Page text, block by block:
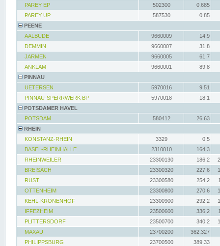
PAREY EP
502300
0.685
PAREY UP
587530
0.85
PEENE
AALBUDE
9660009
14.9
DEMMIN
9660007
31.8
JARMEN
9660005
61.7
ANKLAM
9660001
89.8
PINNAU
UETERSEN
5970016
9.51
PINNAU-SPERRWERK BP
5970018
18.1
POTSDAMER HAVEL
POTSDAM
580412
26.63
RHEIN
KONSTANZ-RHEIN
3329
0.5
BASEL-RHEINHALLE
2310010
164.3
RHEINWEILER
23300130 186.2
BREISACH
23300320 227.6
RUST
23300580 254.2
OTTENHEIM
23300800 270.6
KEHL-KRONENHOF
23300900 292.2
IFFEZHEIM
23500600 336.2
PLITTERSDORF
23500700 340.2
MAXAU
23700200
362.327
PHILIPPSBURG
23700500
389.33